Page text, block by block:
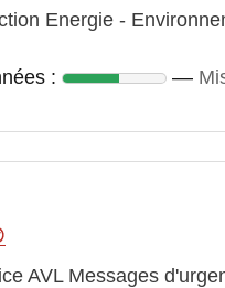
Energie -
: :
AVL Messages